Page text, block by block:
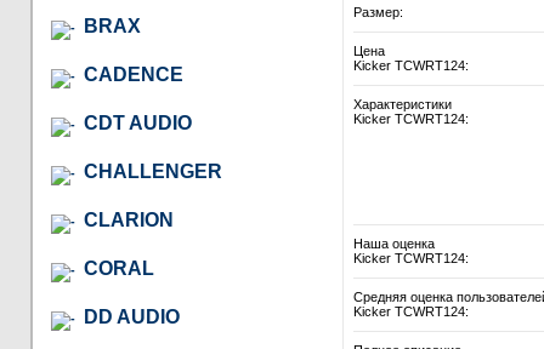
BRAX
CADENCE
CDT AUDIO
CHALLENGER
CLARION
CORAL
DD AUDIO
Размер:
Цена
Kicker TCWRT124:
Характеристики
Kicker TCWRT124:
Наша оценка
Kicker TCWRT124:
Средняя оценка
Kicker TCWRT124: